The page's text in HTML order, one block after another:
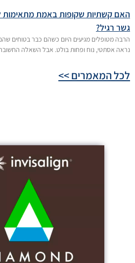
האם קשתיות שקופות באמת מתאימות
גשר רגיל?
הרבה מטופלים מגיעים היום כשהם כבר בטוחים
נראה אסתטי, נוח ופחות בולט. אבל השאלה
לכל המאמרים >>